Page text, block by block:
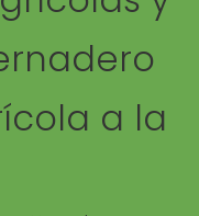
a la